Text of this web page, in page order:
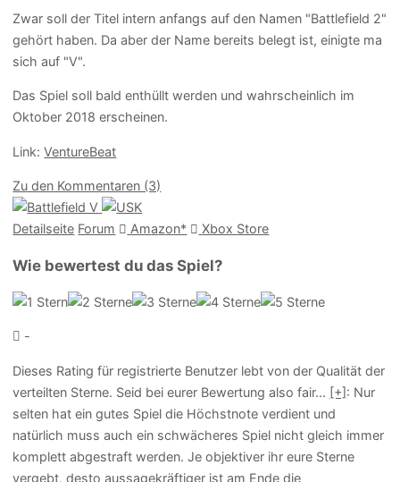
Zwar soll der Titel intern anfangs auf den Namen "Battlefield 2"
gehört haben. Da aber der Name bereits belegt ist, einigte ma
sich auf "V".
Das Spiel soll bald enthüllt werden und wahrscheinlich im
Oktober 2018 erscheinen.
Link:VentureBeat
Zu den Kommentaren (3)
Detailseite Forum Amazon* Xbox Store
Wie bewertest du das Spiel?
-
Dieses Rating für registrierte Benutzer lebt von der Qualität der
verteilten Sterne. Seid bei eurer Bewertung also fair... [+] : Nur
selten hat ein gutes Spiel die Höchstnote verdient und
natürlich muss auch ein schwächeres Spiel nicht gleich immer
komplett abgestraft werden. Je objektiver ihr eure Sterne
vergebt, desto aussagekräftiger ist am Ende die